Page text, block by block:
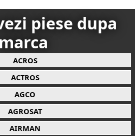
piese dupa
marca
ACROS
ACTROS
AGCO
AGROSAT
AIRMAN